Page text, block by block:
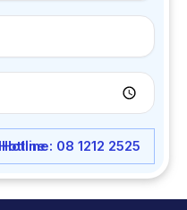
Hotline: 08 1212 2525